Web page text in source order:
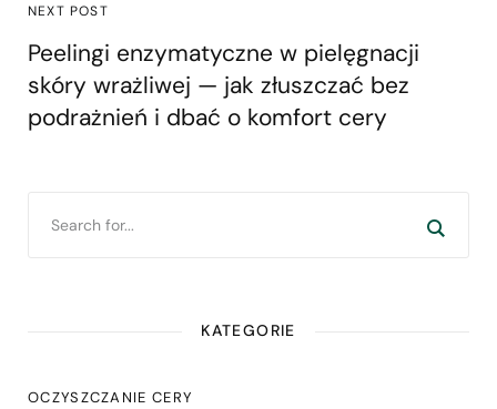
NEXT POST
Peelingi enzymatyczne w pielęgnacji
skóry wrażliwej — jak złuszczać bez
podrażnień i dbać o komfort cery
KATEGORIE
OCZYSZCZANIE CERY